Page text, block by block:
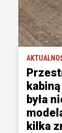
była
kilka